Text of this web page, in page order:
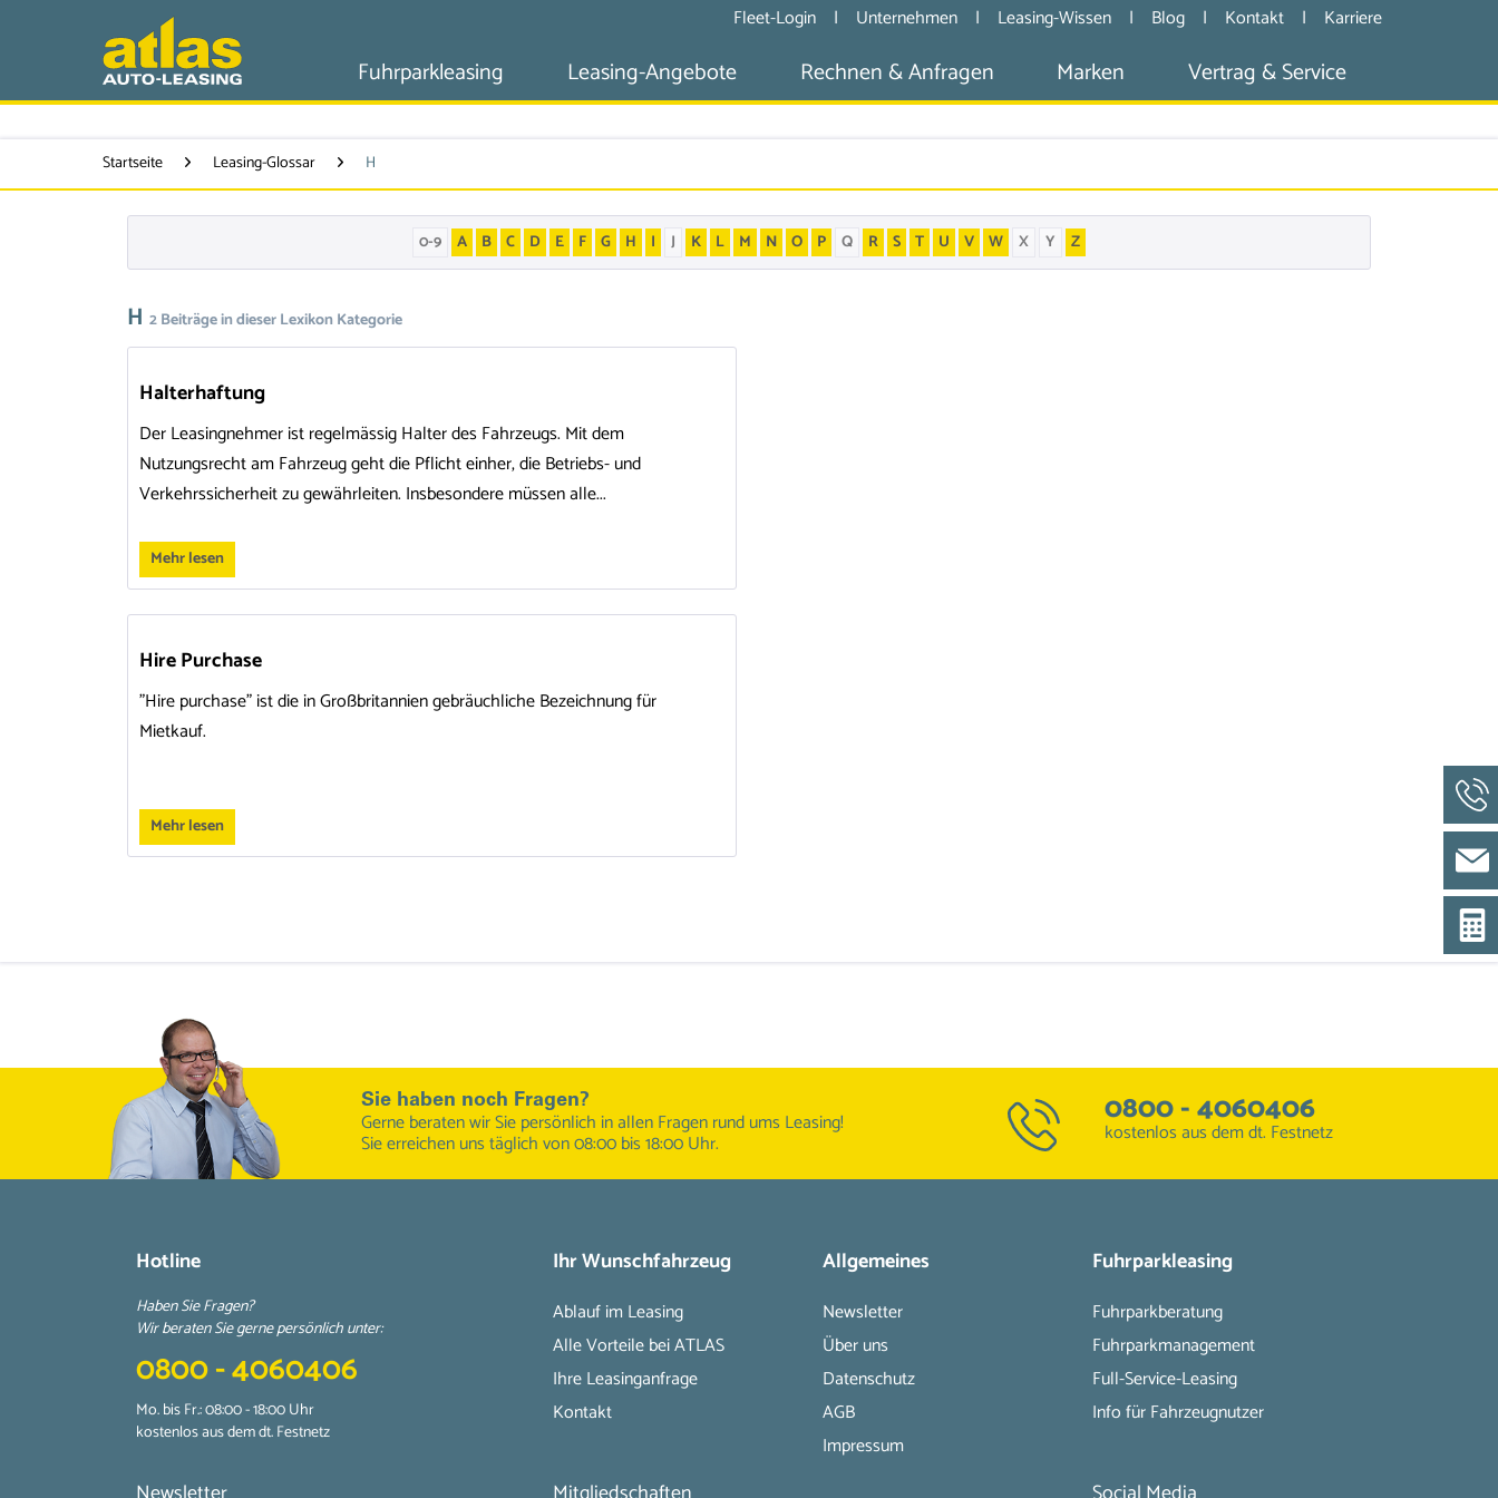
Fleet-Login | Unternehmen | Leasing-Wissen | Blog | Kontakt | Karriere
Fuhrparkleasing Leasing-Angebote Rechnen & Anfragen Marken Vertrag & Service
Startseite Leasing-Glossar H
0-9 A B C D E F G H I J K L M N O P Q R S T U V W X Y Z
H 2 Beiträge in dieser Lexikon Kategorie
Halterhaftung
Der Leasingnehmer ist regelmässig Halter des Fahrzeugs. Mit dem
Nutzungsrecht am Fahrzeug geht die Pflicht einher, die Betriebs- und
Verkehrssicherheit zu gewährleiten. Insbesondere müssen alle...
Mehr lesen
Hire Purchase
"Hire purchase" ist die in Großbritannien gebräuchliche Bezeichnung für
Mietkauf.
Mehr lesen
Sie haben noch Fragen?
Gerne beraten wir Sie persönlich in allen Fragen rund ums Leasing!
Sie erreichen uns täglich von 08:00 bis 18:00 Uhr.
0800 - 4060406
kostenlos aus dem dt. Festnetz
Hotline
Haben Sie Fragen?
Wir beraten Sie gerne persönlich unter:
0800 - 4060406
Mo. bis Fr.: 08:00 - 18:00 Uhr
kostenlos aus dem dt. Festnetz
Ihr Wunschfahrzeug
Ablauf im Leasing
Alle Vorteile bei ATLAS
Ihre Leasinganfrage
Kontakt
Allgemeines
Newsletter
Über uns
Datenschutz
AGB
Impressum
Fuhrparkleasing
Fuhrparkberatung
Fuhrparkmanagement
Full-Service-Leasing
Info für Fahrzeugnutzer